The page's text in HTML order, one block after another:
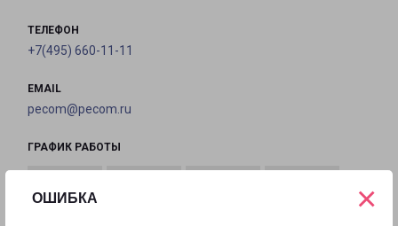
ОШИБКА ×
ТЕЛЕФОН
+7(495) 660-11-11
EMAIL
pecom@pecom.ru
ГРАФИК РАБОТЫ
с 10:00 до